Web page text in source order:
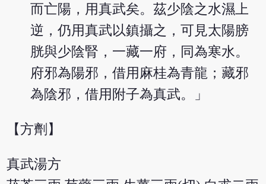
而亡陽，用真武矣。茲少陰之水濕上
逆，仍用真武以鎮攝之，可見太陽膀
胱與少陰腎，一藏一府，同為寒水。
府邪為陽邪，借用麻桂為青龍；藏邪
為陰邪，借用附子為真武。」
【方劑】
真武湯方